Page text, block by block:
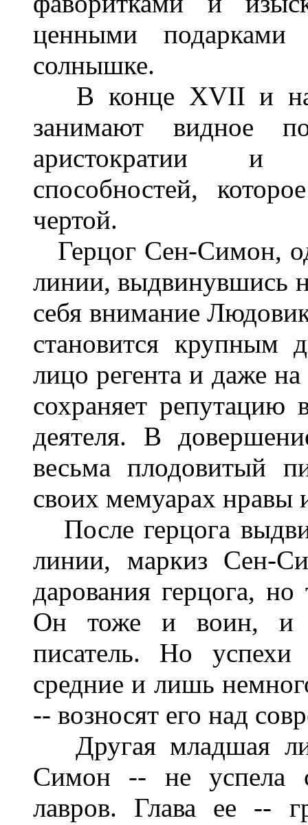
ценными подарками
солнышке.
В конце XVII и
занимают видное
аристократии и
способностей,
чертой.
Герцог Сен-Симон,
линии, выдвинувшись
себя внимание
становится крупным
лицо регента и даже
сохраняет репутацию
деятеля. В
весьма плодовитый
своих мемуарах нравы
После герцога
линии, маркиз Сен-
дарования герцога,
Он тоже и воин, и
писатель. Но
средние и лишь
-- возносят его над
Другая младшая
Симон -- не успела
лавров. Глава ее --